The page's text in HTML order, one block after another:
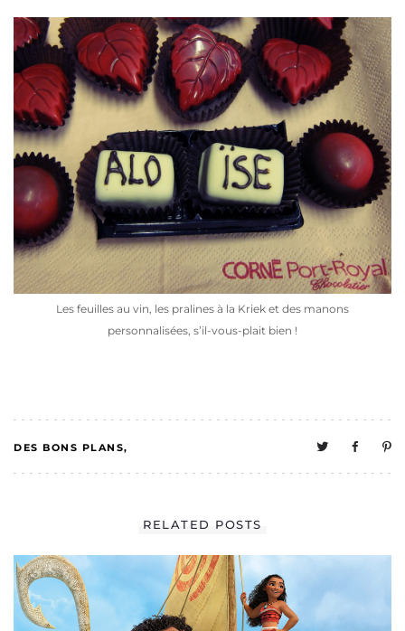
Les feuilles au vin, les pralines à la Kriek et des manons
personnalisées, s’il-vous-plait bien !
DES BONS PLANS
SOCIALE
MELO TESTE
RELATED POSTS